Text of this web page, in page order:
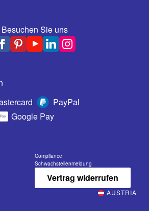
Besuchen Sie uns
PayPal
Google Pay
Compliance
Schwachstellenmeldung
Vertrag widerrufen
AUSTRIA